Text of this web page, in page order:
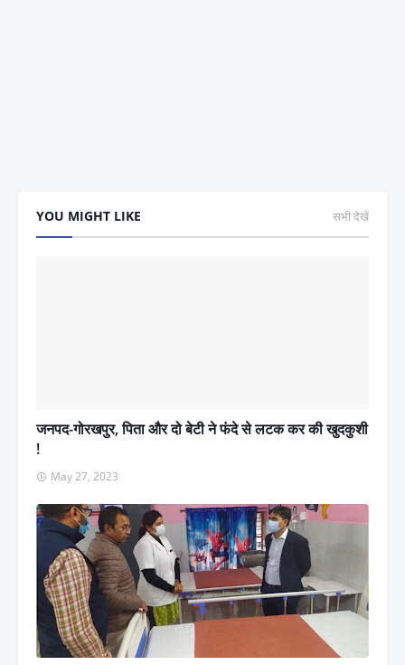
YOU MIGHT LIKE सभी देखें
जनपद-गोरखपुर, पिता और दो बेटी ने फंदे से लटक कर की खुदकुशी
!
May 27, 2023